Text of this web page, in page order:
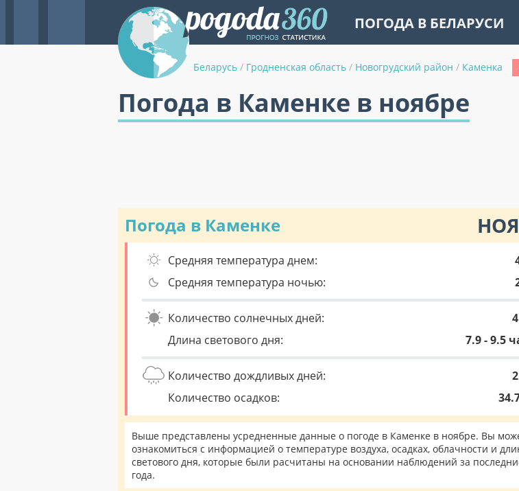
ПОГОДА В БЕЛАРУСИ
Беларусь / Гродненская область / Новогрудский район / Каменка
Погода в Каменке в ноябре
Погода в Каменке
Средняя температура днем:
Средняя температура ночью:
Количество солнечных дней:
Длина светового дня:
7.9 - 9.5
Количество дождливых дней:
Количество осадков:
Выше представлены усредненные данные о погоде в Каменке в ноябре. Вы
ознакомиться с информацией о температуре воздуха, осадках, облачности и
светового дня, которые были расчитаны на основании наблюдений за
года.